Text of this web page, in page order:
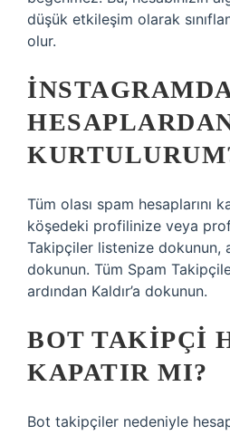
düşük etkileşim olarak
olur.
Tüm olası spam hesaplarını
köşedeki profilinize veya
Takipçiler listenize dokunun,
dokunun. Tüm Spam
ardından Kaldır’a dokunun.
BOT TAKIPÇI
KAPATIR MI?
Bot takipçiler nedeniyle